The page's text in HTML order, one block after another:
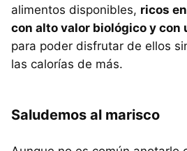
alimentos disponibles, ricos
con alto valor biológico y con
para poder disfrutar de ellos
las calorías de más.
Saludemos al marisco